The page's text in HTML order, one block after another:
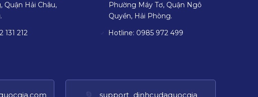
Quận Hải Châu,
131 212
Phường Máy Tơ, Quận Ngô
Quyền, Hải Phòng.
Hotline: 0985 972 499
support_dinhcudaquocgia